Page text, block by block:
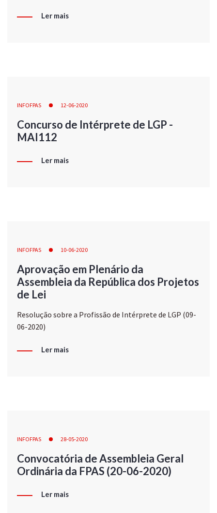
Ler mais
INFOFPAS 12-06-2020
Concurso de Intérprete de LGP -
MAI112
Ler mais
INFOFPAS 10-06-2020
Aprovação em Plenário da
Assembleia da República dos Projetos
de Lei
Resolução sobre a Profissão de Intérprete de LGP (09-
06-2020)
Ler mais
INFOFPAS 28-05-2020
Convocatória de Assembleia Geral
Ordinária da FPAS (20-06-2020)
Ler mais